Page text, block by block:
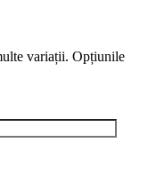
variații. Opțiunile